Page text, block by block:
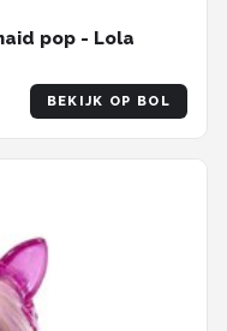
pop - Lola
BEKIJK OP BOL